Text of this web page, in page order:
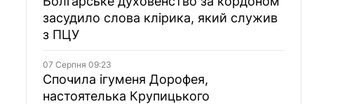
засудило слова клірика, який служив
з ПЦУ
07 Серпня 09:23
Спочила ігуменя Дорофея,
настоятелька Крупицького